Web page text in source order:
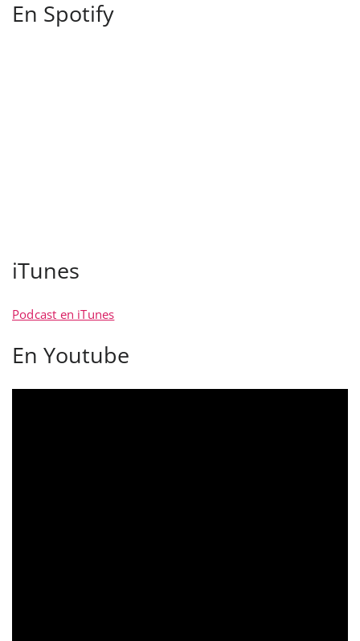
En Spotify
iTunes
Podcast en iTunes
En Youtube